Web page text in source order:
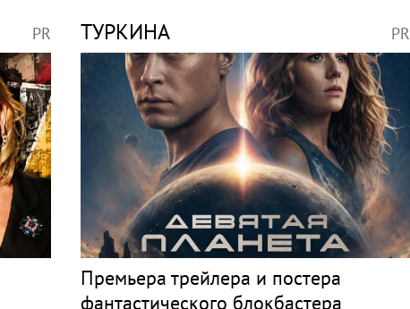
PR ТУРКИНА PR
Премьера трейлера и постера
фантастического блокбастера